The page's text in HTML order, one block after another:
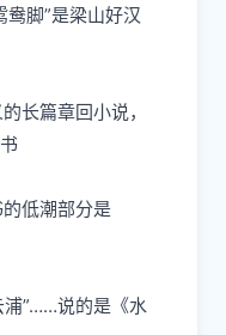
鸯脚”是梁⼭好汉
⻓篇章回⼩说，
的低潮部分是
浦”……说的是《⽔